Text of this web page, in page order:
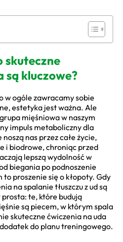
skuteczne
są kluczowe?
w ogóle zawracamy sobie
estetyka jest ważna. Ale
mięśniowa w naszym
impuls metaboliczny dla
nas przez całe życie,
i biodrowe, chroniąc przed
lepszą wydolność w
biegania po podnoszenie
proszenie się o kłopoty. Gdy
na spalanie tłuszczu z ud są
te, które budują
są piecem, w którym spala
skuteczne ćwiczenia na uda
do planu treningowego.